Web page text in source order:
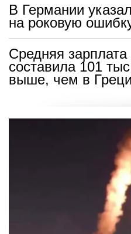
В Германии
на роковую
Средняя
составила 101
выше, чем в